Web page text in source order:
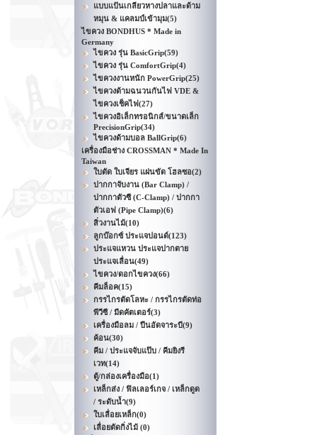
แบบแป้นเกลียวหางปลาและด้าม
หมุน & แคลมป์เข้ามุม(5)
ไขควง BONDHUS * Made in
Germany
ไขควง รุ่น BasicGrip(59)
ไขควง รุ่น ComfortGrip(4)
ไขควงงานหนัก PowerGrip(25)
ไขควงด้ามฉนวนกันไฟ VDE &
ไขควงเช็คไฟ(27)
ไขควงอิเล็กทรอนิกส์/ขนาดเล็ก
PrecisionGrip(34)
ไขควงด้ามบอล BallGrip(6)
เครื่องมือช่าง CROSSMAN * Made In
Taiwan
ใบตัด ใบเจียร แผ่นขัด โฮลซอ(2)
ปากกาจับงาน (Bar Clamp) /
ปากกาตัวซี (C-Clamp) / ปากกา
ตัวเอฟ (Pipe Clamp)(6)
สิ่วงานไม้(10)
ลูกบ๊อกซ์ ประแจปอนด์(123)
ประแจแหวน ประแจปากตาย
ประแจเลื่อน(49)
ไขควง/ดอกไขควง(66)
คีมล็อค(15)
กรรไกรตัดโลหะ / กรรไกรตัดท่อ
พีวีซี / มีดคัตเตอร์(3)
เครื่องมือลม / ปืนอัดจาระบี(9)
ค้อน(30)
คีม / ประแจจับแป๊บ / คีมยิงรี
เวท(14)
ตู้/กล่องเครื่องมือ(1)
เหล็กส่ง / ฟิลเลอร์เกจ / เหล็กดูด
/ ระดับน้ำ(9)
ใบเลื่อยเหล็ก(0)
เลื่อยตัดกิ่งไม้ (0)